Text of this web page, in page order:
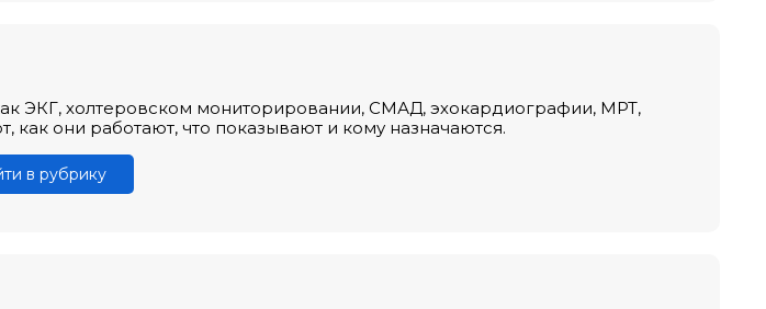
ЭКГ, холтеровском мониторировании, СМАД, эхокардиографии, МРТ,
как они работают, что показывают и кому назначаются.
в рубрику